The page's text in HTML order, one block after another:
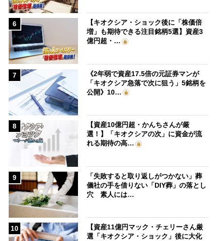
6
【キオクシア・ショック後に「株価倍
増」も期待できる注目銘柄5選】資産3
億円超・…
7
《2年弱で資産17.5倍の元証券マンが
「キオクシア急落で次に狙う」5銘柄を
公開》10…
8
【資産10億円超・かんちさんが厳
選！】「キオクシアの次」に資金が流
れる期待の高…
9
「失敗すると取り返しがつかない」葬
儀社の手を借りない「DIY葬」の落とし
穴 素人には…
10
【資産11億円マック・チェリーさん厳
選「キオクシア・ショック」後に大化